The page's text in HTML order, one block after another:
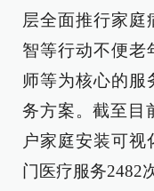
层全面推行家庭
智等行动不便老
师等为核心的服
务方案。截至目
户家庭安装可视
门医疗服务2482